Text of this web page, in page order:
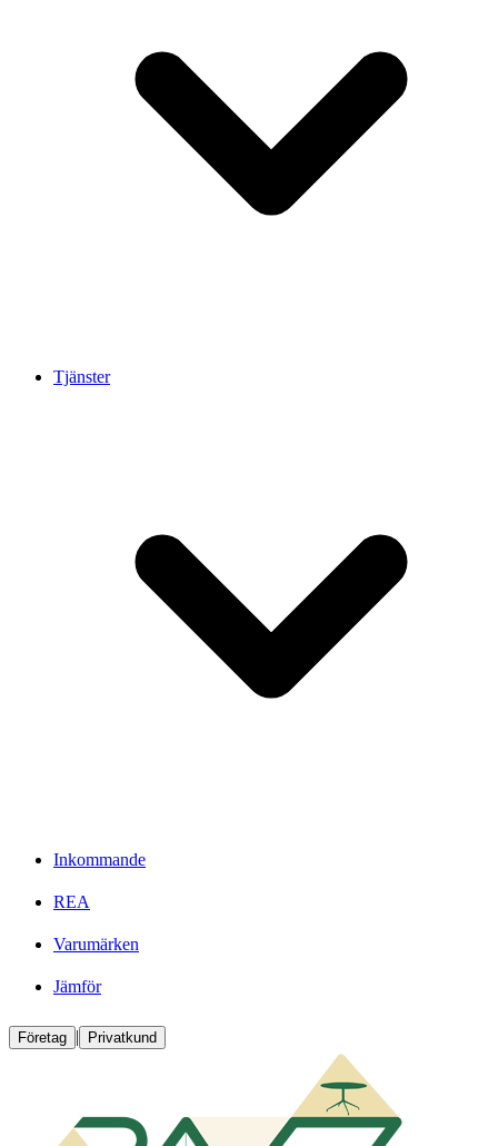
Tjänster
Inkommande
REA
Varumärken
Jämför
Företag | Privatkund